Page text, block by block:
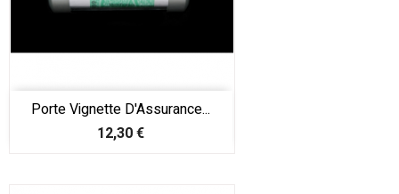
Porte Vignette D'Assurance...
Prix
12,30 €